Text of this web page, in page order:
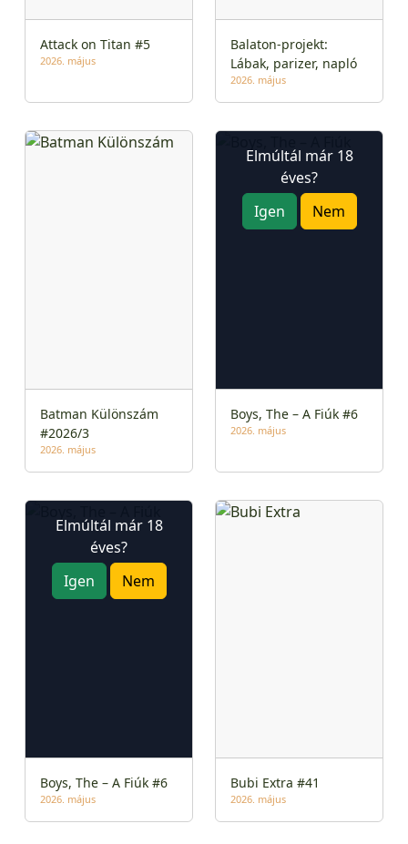
Attack on Titan #5
2026. május
Balaton-projekt:
Lábak, parizer, napló
2026. május
Batman Különszám
#2026/3
2026. május
Elmúltál már 18
éves?
Igen
Nem
Boys, The – A Fiúk #6
2026. május
Elmúltál már 18
éves?
Igen
Nem
Boys, The – A Fiúk #6
2026. május
Bubi Extra #41
2026. május